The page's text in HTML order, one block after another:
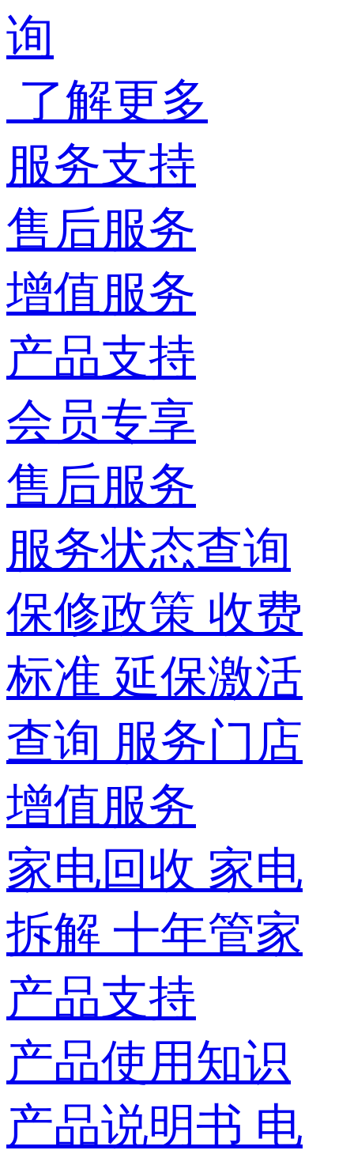
询
了解更多
服务支持
售后服务
增值服务
产品支持
会员专享
售后服务
服务状态查询
保修政策 收费
标准 延保激活
查询 服务门店
增值服务
家电回收 家电
拆解 十年管家
产品支持
产品使用知识
产品说明书 电